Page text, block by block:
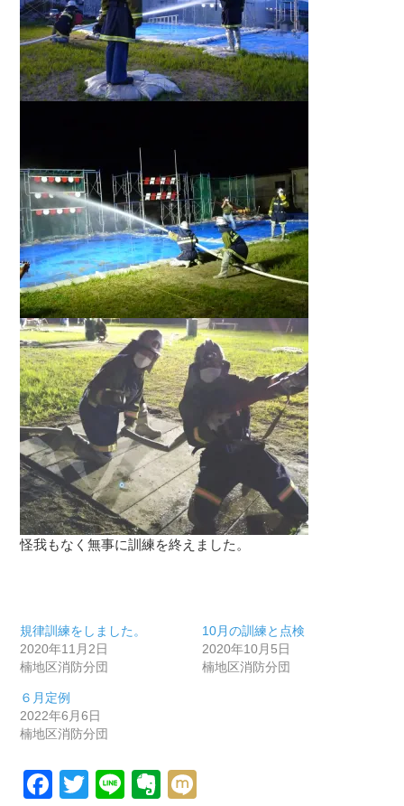
怪我もなく無事に訓練を終えました。
規律訓練をしました。
2020年11月2日
楠地区消防分団
10月の訓練と点検
2020年10月5日
楠地区消防分団
６月定例
2022年6月6日
楠地区消防分団
Facebook
Twitter
LineEvernote